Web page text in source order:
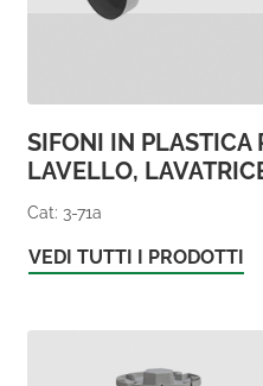
SIFONI IN PLASTICA
LAVELLO,
Cat: 3-71a
VEDI TUTTI I PRODOTTI